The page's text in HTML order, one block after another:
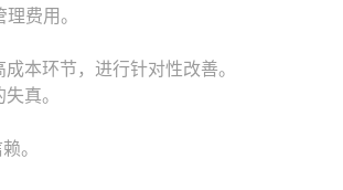
费用。
本环节，进行针对性改善。
真。
。